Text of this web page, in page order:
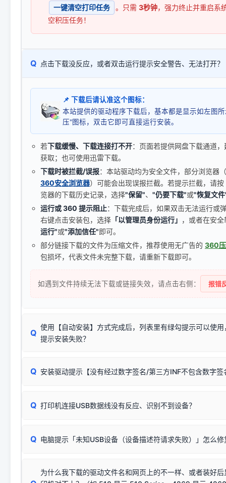
一键清空打印任务
。只需 3秒钟，强力终止并重启系
空积压任务！
Q 点击下载没反应，或者双击运行提示安全警告、无法打开？
📌 下载后请认准这个图标：
本站提供的驱动程序下载后，基本都是显示如左图
压"图标，双击它即可直接运行安装。
若下载缓慢、下载连接打不开：页面若提供网盘下载通道
获取；也可使用迅雷下载。
下载时被拦截/误报：本站驱动均为安全文件，部分浏览器
360安全浏览器）可能会出现误报拦截。若提示拦截，请按
览器的下载历史记录，选择"保留"、 "仍要下载"或"恢复文
运行或 360 提示阻止：下载完成后，如果双击无法运行或
右键点击安装包，选择 「以管理员身份运行」 ，或者在安
运行"或"添加信任"即可。
部分链接下载的文件为压缩文件，推荐使用无广告的 360
包损坏，代表文件未完整下载，请重新下载即可。
如遇到文件持续无法下载或链接失效，请点击右侧： 报错
Q
使用【自动安装】方式完成后，列表里有绿勾提示可以使
提示安装失败？
由于本站驱动包集成了32位和64位驱动，自动安装程序在运
✔ 可以使用了
：代表与您当
（被自动跳过），并不影响正
窗口去打印测试即可。
Q 安装驱动提示【没有经过数字签名/第三方INF不包含数字
往往会弹出此类提示。
系统（如 Win10/Win11 最新版）已彻底不再识别老旧驱
致安装失败。请尝试以下方案：
容，而非文件安全性问题。
Q 打印机连接USB数据线没有反应、识别不到设备？
首先确认打印机电源已开启，USB数据线两端已完全插紧；
供电不足极易导致识别失败）；
Q 电脑提示「未知USB设备（设备描述符请求失败）」怎么修
查硬件连接：
为什么我下载的驱动文件名和网页上的不一样、或者装好